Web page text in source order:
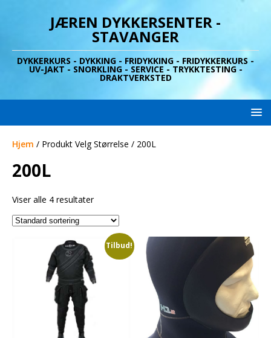
JÆREN DYKKERSENTER -
STAVANGER
DYKKERKURS - DYKKING - FRIDYKKING - FRIDYKKERKURS -
UV-JAKT - SNORKLING - SERVICE - TRYKKTESTING -
DRAKTVERKSTED
Hjem / Produkt Velg Størrelse / 200L
200L
Viser alle 4 resultater
Tilbud!